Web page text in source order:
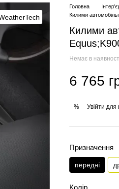
Головна
Килими
Килими
Немає в
6 765
% Увійти для
Призначення
передні
Колір